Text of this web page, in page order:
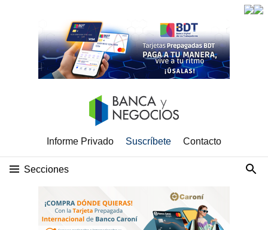
Informe Privado Suscríbete Contacto
Secciones